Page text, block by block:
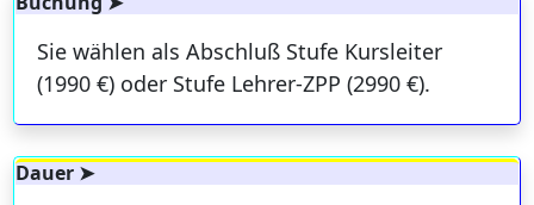
Sie wählen als Abschluß Stufe Kursleiter
(1990 €) oder Stufe Lehrer-ZPP (2990 €).
Dauer ➤